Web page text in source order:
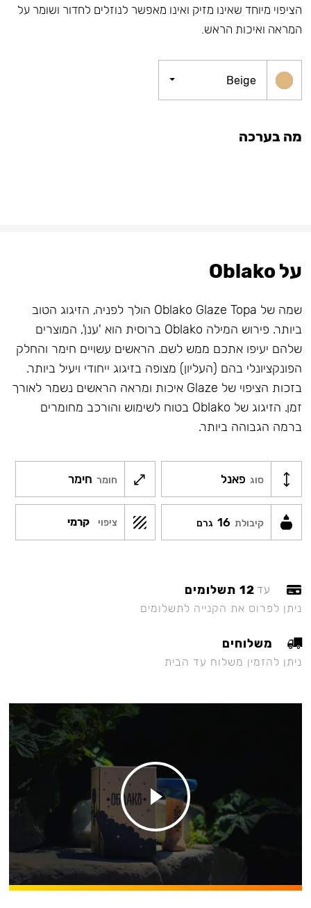
הציפוי מיוחד שאינו מזיק ואינו מאפשר לנוזלים לחדור ושומר על
המראה ואיכות הראש.
Beige
מה בערכה
על Oblako
שמה של Oblako Glaze Topa הולך לפניה, הזיגוג הטוב
ביותר. פירוש המילה Oblako ברוסית הוא 'ענן', המוצרים
שלהם יעיפו אתכם ממש לשם. הראשים עשויים חימר והחלק
הפונקציונלי בהם (העליון) מצופה בזיגוג ייחודי ויעיל ביותר.
בזכות הציפוי של Glaze איכות ומראה הראשים נשמר לאורך
זמן. הזיגוג של Oblako בטוח לשימוש והורכב מחומרים
ברמה הגבוהה ביותר.
סוג פאנל חומר חימר
קיבולת 16 גרם ציפוי קרמי
עד 12 תשלומים
ניתן לפרוס את הקנייה לתשלומים
משלוחים
ניתן להזמין משלוח עד הבית